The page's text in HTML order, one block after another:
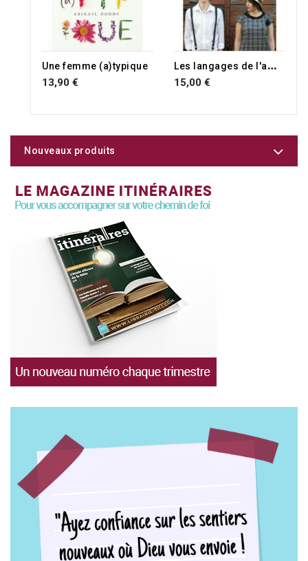
RUPTURE DE STOCK
Une femme (a)typique
13,90 €
L
es langages de l'amour expliqués aux hommes
15,00 €
Nouveaux produits